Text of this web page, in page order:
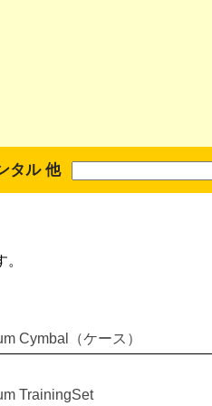
タル 他
Cymbal（ケース）
TrainingSet